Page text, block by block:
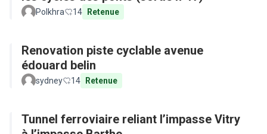
Polkhra 14 Retenue
Renovation piste cyclable avenue
édouard belin
sydney 14 Retenue
Tunnel ferroviaire reliant l’impasse Vitry